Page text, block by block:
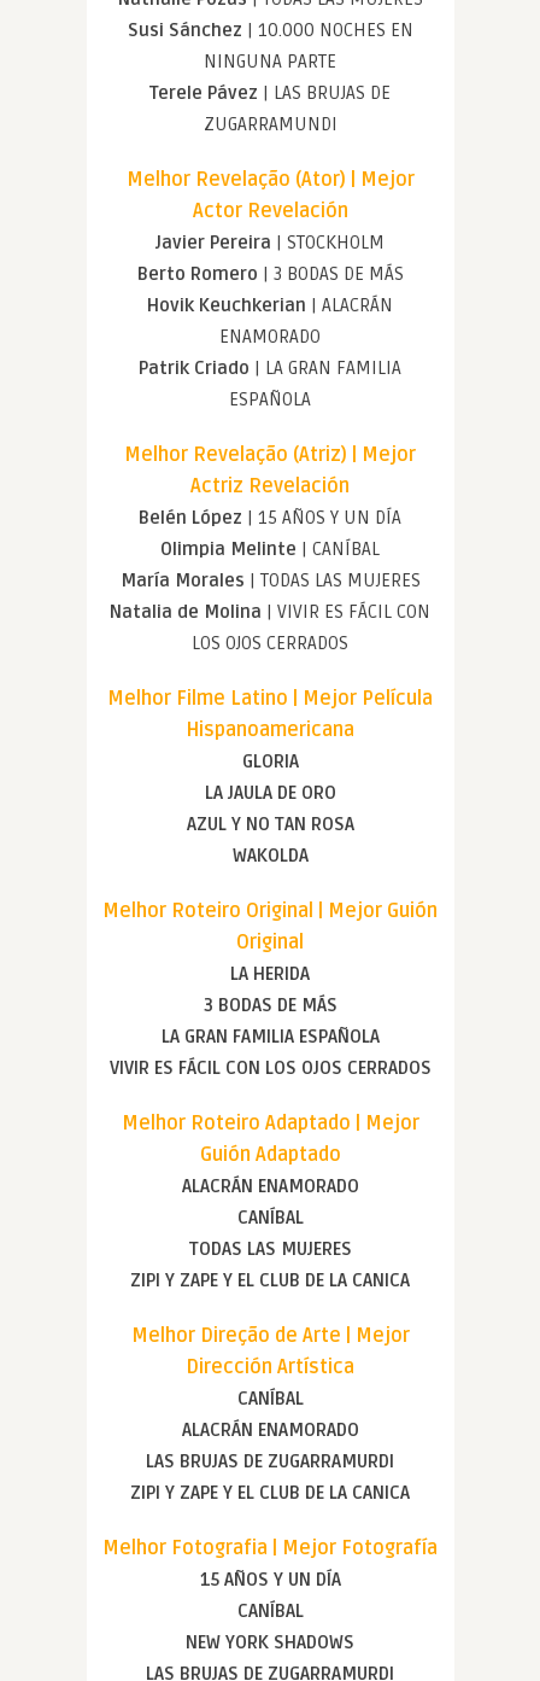
Susi Sánchez | 10.000 NOCHES EN
NINGUNA PARTE
Terele Pávez | LAS BRUJAS DE
ZUGARRAMUNDI
Melhor Revelação (Ator) | Mejor
Actor Revelación
Javier Pereira | STOCKHOLM
Berto Romero | 3 BODAS DE MÁS
Hovik Keuchkerian | ALACRÁN
ENAMORADO
Patrik Criado | LA GRAN FAMILIA
ESPAÑOLA
Melhor Revelação (Atriz) | Mejor
Actriz Revelación
Belén López | 15 AÑOS Y UN DÍA
Olimpia Melinte | CANÍBAL
María Morales | TODAS LAS MUJERES
Natalia de Molina | VIVIR ES FÁCIL CON
LOS OJOS CERRADOS
Melhor Filme Latino | Mejor Película
Hispanoamericana
GLORIA
LA JAULA DE ORO
AZUL Y NO TAN ROSA
WAKOLDA
Melhor Roteiro Original | Mejor Guión
Original
LA HERIDA
3 BODAS DE MÁS
LA GRAN FAMILIA ESPAÑOLA
VIVIR ES FÁCIL CON LOS OJOS CERRADOS
Melhor Roteiro Adaptado | Mejor
Guión Adaptado
ALACRÁN ENAMORADO
CANÍBAL
TODAS LAS MUJERES
ZIPI Y ZAPE Y EL CLUB DE LA CANICA
Melhor Direção de Arte | Mejor
Dirección Artística
CANÍBAL
ALACRÁN ENAMORADO
LAS BRUJAS DE ZUGARRAMURDI
ZIPI Y ZAPE Y EL CLUB DE LA CANICA
Melhor Fotografia | Mejor Fotografía
15 AÑOS Y UN DÍA
CANÍBAL
NEW YORK SHADOWS
LAS BRUJAS DE ZUGARRAMURDI